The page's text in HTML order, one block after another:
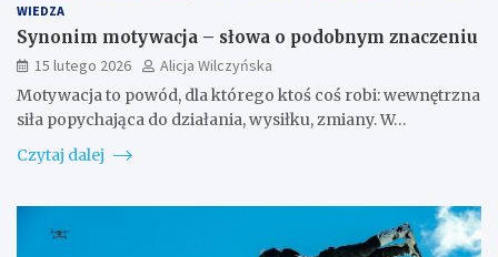
WIEDZA
Synonim motywacja – słowa o podobnym znaczeniu
15 lutego 2026
Alicja Wilczyńska
Motywacja to powód, dla którego ktoś coś robi: wewnętrzna
siła popychająca do działania, wysiłku, zmiany. W…
Czytaj dalej